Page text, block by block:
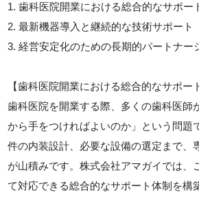
1. 歯科医院開業における総合的なサポー
2. 最新機器導入と継続的な技術サポート
3. 経営安定化のための長期的パートナー
【歯科医院開業における総合的なサポー
歯科医院を開業する際、多くの歯科医師
から手をつければよいのか」という問題
件の内装設計、必要な設備の選定まで、
が山積みです。株式会社アマガイでは、
て対応できる総合的なサポート体制を構